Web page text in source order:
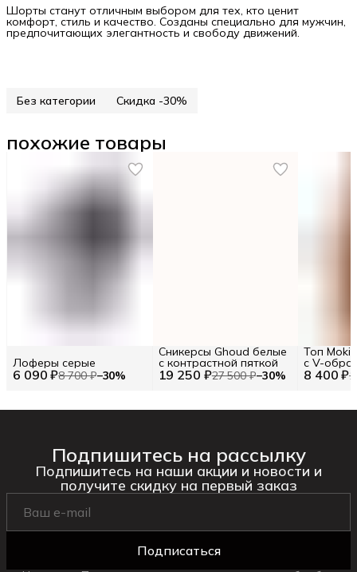
Шорты станут отличным выбором для тех, кто ценит
комфорт, стиль и качество. Созданы специально для мужчин,
предпочитающих элегантность и свободу движений.
Без категории Скидка -30%
похожие товары
6 090 ₽8 700 ₽−30%
Лоферы серые
19 250 ₽27 500 ₽−30%
Сникерсы Ghoud белые
с контрастной пяткой
8 400 ₽
Топ
с V-
Подпишитесь на рассылку
Подпишитесь на наши акции и новости и
получите скидку на первый заказ
Подписаться